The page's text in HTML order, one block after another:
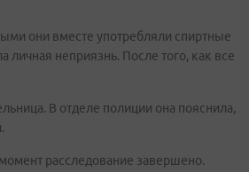
они вместе употребляли спиртные
неприязнь. После того, как все
В отделе полиции она пояснила,
расследование завершено.